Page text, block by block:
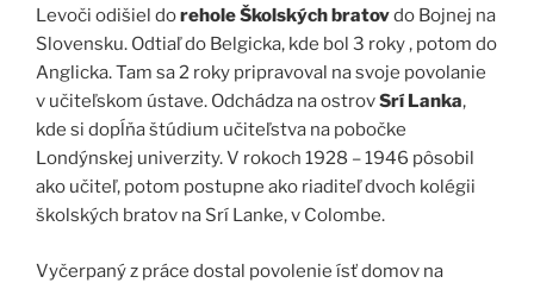
Levoči odišiel dorehole Školských bratovdo Bojnej na
Slovensku. Odtiaľ do Belgicka, kde bol 3 roky , potom do
Anglicka. Tam sa 2 roky pripravoval na svoje povolanie
v učiteľskom ústave. Odchádza na ostrovSrí Lanka,
kde si dopĺňa štúdium učiteľstva na pobočke
Londýnskej univerzity. V rokoch 1928 – 1946 pôsobil
ako učiteľ, potom postupne ako riaditeľ dvoch kolégii
školských bratov na Srí Lanke, v Colombe.
Vyčerpaný z práce dostal povolenie ísť domov na